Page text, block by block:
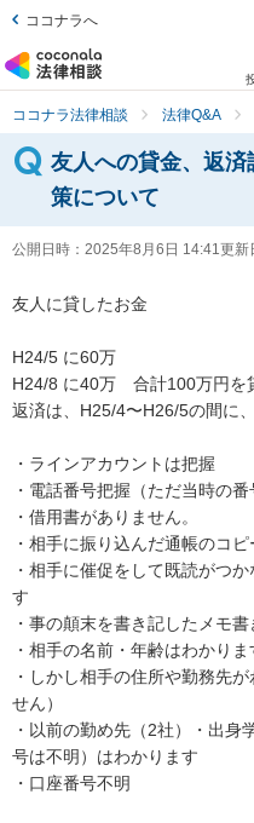
ココナラへ
ココナラ法律相談 法律Q&A
友人への貸金、返
策について
公開日時： 2025年8月6日 14:41更新
友人に貸したお金
H24/5 に60万
H24/8 に40万　合計100万円を
返済は、H25/4〜H26/5の間に
・ラインアカウントは把握
・電話番号把握（ただ当時の
・借用書がありません。
・相手に振り込んだ通帳のコピ
・相手に催促をして既読がつ
す
・事の顛末を書き記したメモ
・相手の名前・年齢はわかりま
・しかし相手の住所や勤務先
せん）
・以前の勤め先（2社）・出身
号は不明）はわかります
・口座番号不明